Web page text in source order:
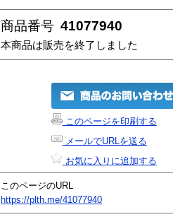
商品番号 41077940
本商品は販売を終了しました
このページを印刷する
メールでURLを送る
お気に入りに追加する
このページのURL
https://plth.me/41077940